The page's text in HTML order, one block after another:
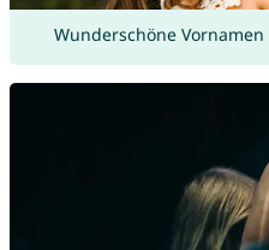
Wunderschöne